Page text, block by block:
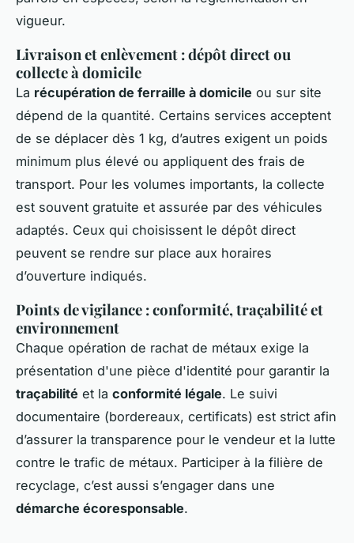
vigueur.
Livraison et enlèvement : dépôt direct ou
collecte à domicile
La récupération de ferraille à domicile ou sur site
dépend de la quantité. Certains services acceptent
de se déplacer dès 1 kg, d’autres exigent un poids
minimum plus élevé ou appliquent des frais de
transport. Pour les volumes importants, la collecte
est souvent gratuite et assurée par des véhicules
adaptés. Ceux qui choisissent le dépôt direct
peuvent se rendre sur place aux horaires
d’ouverture indiqués.
Points de vigilance : conformité, traçabilité et
environnement
Chaque opération de rachat de métaux exige la
présentation d'une pièce d'identité pour garantir la
traçabilité et la conformité légale. Le suivi
documentaire (bordereaux, certificats) est strict afin
d’assurer la transparence pour le vendeur et la lutte
contre le trafic de métaux. Participer à la filière de
recyclage, c’est aussi s’engager dans une
démarche écoresponsable.